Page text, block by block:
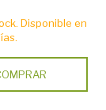
Disponible en